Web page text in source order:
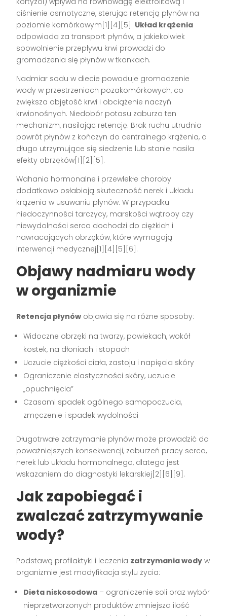
ciśnienie osmotyczne, sterując retencją płynów na
poziomie komórkowym[1][4][5]. Układ krążenia
odpowiada za transport płynów, a jakiekolwiek
spowolnienie przepływu krwi prowadzi do
gromadzenia się płynów w tkankach.
Nadmiar sodu w diecie powoduje gromadzenie
wody w przestrzeniach pozakomórkowych, co
zwiększa objętość krwi i obciążenie naczyń
krwionośnych. Niedobór potasu zaburza ten
mechanizm, nasilając retencję. Brak ruchu utrudnia
powrót płynów z kończyn do centralnego krążenia, a
długo utrzymujące się siedzenie lub stanie nasila
efekty obrzęków[1][2][5].
Wahania hormonalne i przewlekłe choroby
dodatkowo osłabiają skuteczność nerek i układu
krążenia w usuwaniu płynów. W przypadku
niedoczynności tarczycy, marskości wątroby czy
niewydolności serca dochodzi do ciężkich i
nawracających obrzęków, które wymagają
interwencji medycznej[1][4][5][6].
Objawy nadmiaru wody
w organizmie
Retencja płynów objawia się na różne sposoby:
Widoczne obrzęki na twarzy, powiekach, wokół
kostek, na dłoniach i stopach
Uczucie ciężkości ciała, zastoju i napięcia skóry
Ograniczenie elastyczności skóry, uczucie
„opuchnięcia”
Czasami spadek ogólnego samopoczucia,
zmęczenie i spadek wydolności
Długotrwałe zatrzymanie płynów może prowadzić do
poważniejszych konsekwencji, zaburzeń pracy serca,
nerek lub układu hormonalnego, dlatego jest
wskazaniem do diagnostyki lekarskiej[2][6][9].
Jak zapobiegać i
zwalczać zatrzymywanie
wody?
Podstawą profilaktyki i leczenia zatrzymania wody w
organizmie jest modyfikacja stylu życia:
Dieta niskosodowa – ograniczenie soli oraz wybór
nieprzetworzonych produktów zmniejsza ilość